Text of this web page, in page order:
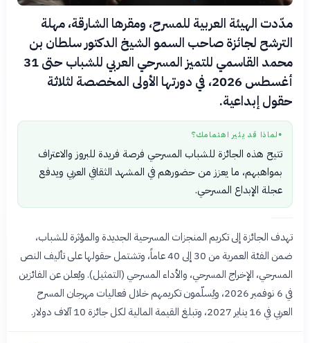
مدّدت الهيئة العربية للمسرح، ومقرها الشارقة، مهلة
الترشح لجائزة صاحب السمو الشيخ الدكتور سلطان بن
محمد القاسمي للتميز المسرحي العربي للشباب حتى 31
أغسطس 2026، في دورتها الأولى المخصصة لثلاثة
حقول إبداعية.
● لماذا قد يثير اهتمامك؟
تتيح هذه الجائزة للشباب المسرحي فرصة فريدة للبروز والاعتراف
بمواهبهم، ما يعزز من حضورهم في المشهد الثقافي العربي ويدفع
عجلة الإبداع المسرحي.
تهدف الجائزة إلى تكريم المنجزات المسرحية الجديدة والمؤثرة للشباب،
ضمن الفئة العمرية من 30 إلى 40 عاماً، وتشتمل حقولها على تأليف النص
المسرحي، الإخراج المسرحي، والأداء المسرحي (التمثيل). ويُعلن عن الفائزين
في 6 نوفمبر 2026، ويُسلّمون تكريمهم خلال فعاليات مهرجان المسرح
العربي في 16 يناير 2027، وتبلغ القيمة المالية لكل جائزة 10 آلاف دولار.